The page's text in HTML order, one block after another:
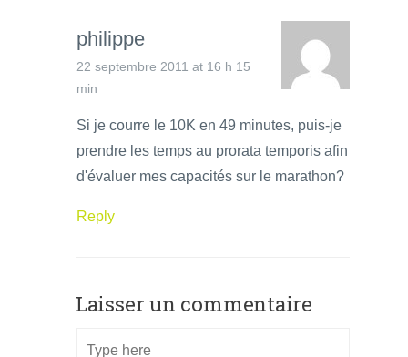
philippe
22 septembre 2011 at 16 h 15
min
Si je courre le 10K en 49 minutes, puis-je
prendre les temps au prorata temporis afin
d'évaluer mes capacités sur le marathon?
Reply
Laisser un commentaire